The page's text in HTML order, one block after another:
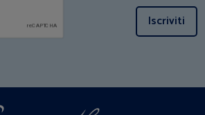
Iscriviti